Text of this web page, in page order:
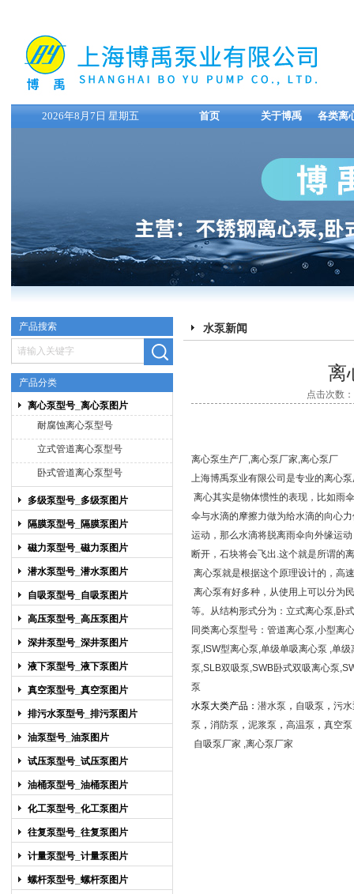
上海博禹泵业有限公司
2026年8月7日 星期五 首页 关于博禹 各类离
产品搜索
产品分类
离心泵型号_离心泵图片
耐腐蚀离心泵型号
立式管道离心泵型号
卧式管道离心泵型号
多级泵型号_多级泵图片
隔膜泵型号_隔膜泵图片
磁力泵型号_磁力泵图片
潜水泵型号_潜水泵图片
自吸泵型号_自吸泵图片
高压泵型号_高压泵图片
深井泵型号_深井泵图片
液下泵型号_液下泵图片
真空泵型号_真空泵图片
排污水泵型号_排污泵图片
油泵型号_油泵图片
试压泵型号_试压泵图片
油桶泵型号_油桶泵图片
化工泵型号_化工泵图片
往复泵型号_往复泵图片
计量泵型号_计量泵图片
螺杆泵型号_螺杆泵图片
水泵新闻
离
点击次数
离心泵生产厂,离心泵厂家,离心泵厂
上海博禹泵业有限公司是专业的离心
离心其实是物体惯性的表现，比如雨
伞与水滴的摩擦力做为给水滴的向心
运动，那么水滴将脱离雨伞向外缘运
断开，石块将会飞出.这个就是所谓的
离心泵就是根据这个原理设计的，高
离心泵有好多种，从使用上可以分为
等。从结构形式分为：立式离心泵,卧
同类离心泵型号：管道离心泵,小型离
泵,ISW型离心泵,单级单吸离心泵 ,单
泵,SLB双吸泵,SWB卧式双吸离心泵
泵
水泵大类产品： 潜水泵 ， 自吸泵 ， 污
泵 ， 消防泵 ， 泥浆泵 ， 高温泵 ， 真空泵
自吸泵厂家 ,离心泵厂家